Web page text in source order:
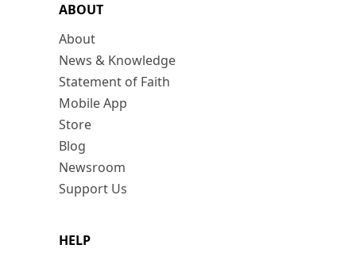
ABOUT
About
News & Knowledge
Statement of Faith
Mobile App
Store
Blog
Newsroom
Support Us
HELP